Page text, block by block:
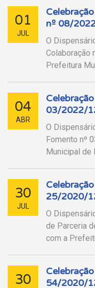
01
JUL
nº 08/
O
Colaboração
Prefeitura
04
ABR
03/2022/
O
Fomento nº
Municipal de
30
JUL
25/2020/
O
de Parceria
com a
30
54/2020/